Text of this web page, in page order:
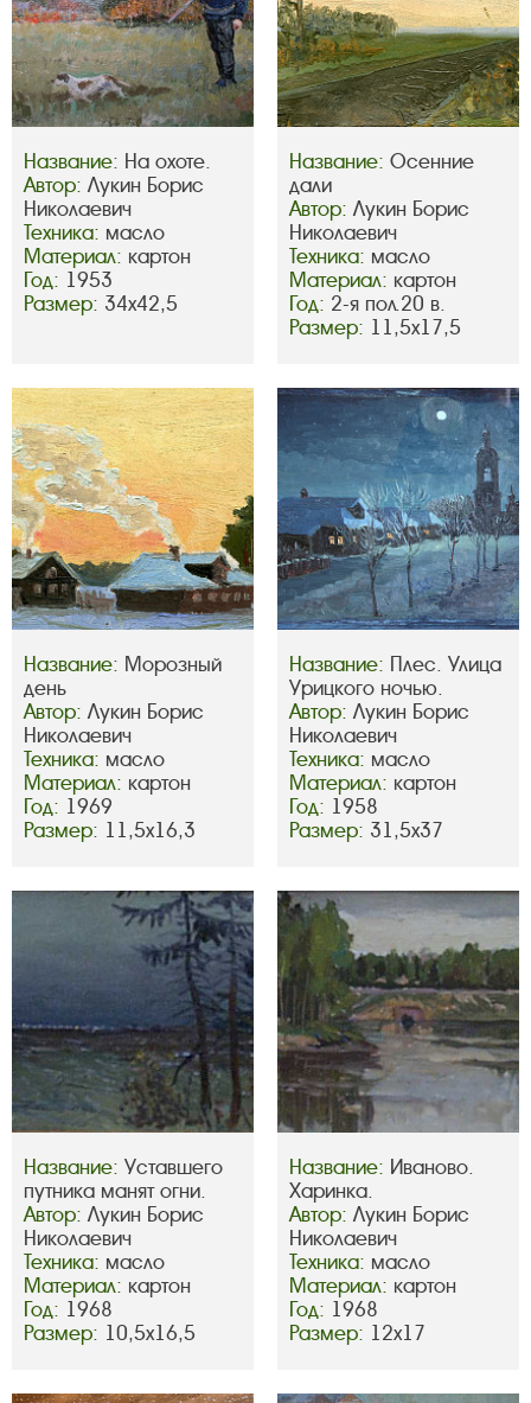
Название: На охоте.
Автор: Лукин Борис
Николаевич
Техника: масло
Материал: картон
Год: 1953
Размер: 34х42,5
Название: Осенние
дали
Автор: Лукин Борис
Николаевич
Техника: масло
Материал: картон
Год: 2-я пол.20 в.
Размер: 11,5х17,5
Название: Морозный
день
Автор: Лукин Борис
Николаевич
Техника: масло
Материал: картон
Год: 1969
Размер: 11,5х16,3
Название: Плес. Улица
Урицкого ночью.
Автор: Лукин Борис
Николаевич
Техника: масло
Материал: картон
Год: 1958
Размер: 31,5х37
Название: Уставшего
путника манят огни.
Автор: Лукин Борис
Николаевич
Техника: масло
Материал: картон
Год: 1968
Размер: 10,5х16,5
Название: Иваново.
Харинка.
Автор: Лукин Борис
Николаевич
Техника: масло
Материал: картон
Год: 1968
Размер: 12х17